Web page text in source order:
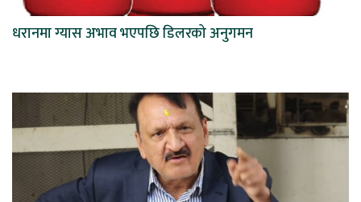
धरानमा ग्यास अभाव भएपछि डिलरको अनुगमन